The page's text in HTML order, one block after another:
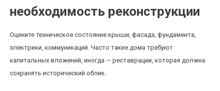
необходимость реконструкции
Оцените техническое состояние крыши, фасада, фундамента,
электрики, коммуникаций. Часто такие дома требуют
капитальных вложений, иногда — реставрации, которая должна
сохранять исторический облик.